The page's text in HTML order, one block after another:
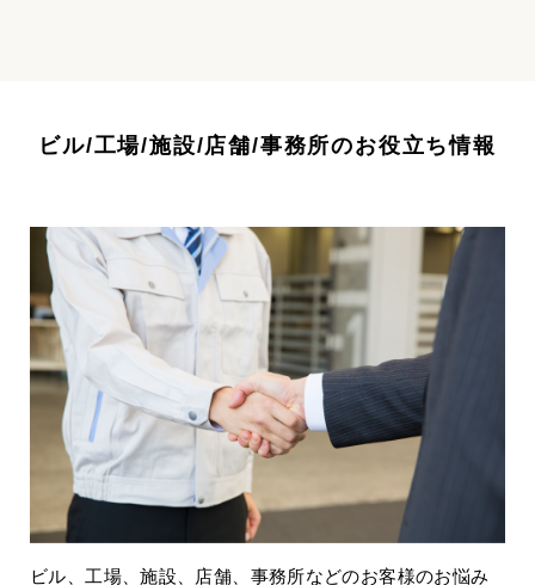
ビル/工場/施設/店舗/事務所のお役立ち情報
ビル、工場、施設、店舗、事務所などのお客様のお悩み